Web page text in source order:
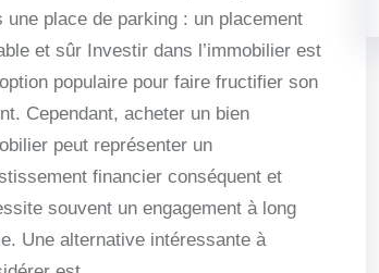
une place de parking : un placement
et sûr Investir dans l’immobilier est
populaire pour faire fructifier son
Cependant, acheter un bien
peut représenter un
financier conséquent et
souvent un engagement à long
Une alternative intéressante à